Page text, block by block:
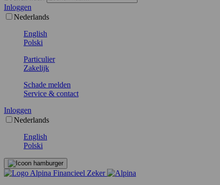
Inloggen
Nederlands
English
Polski
Particulier
Zakelijk
Schade melden
Service & contact
Inloggen
Nederlands
English
Polski